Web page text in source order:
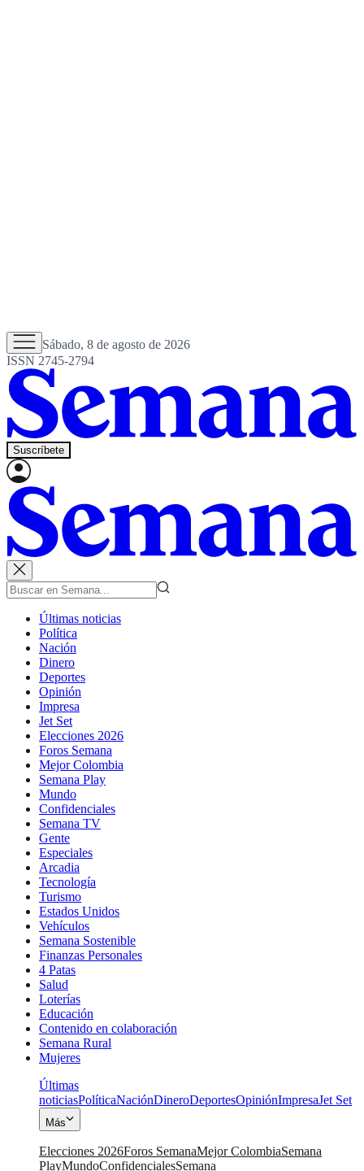
Sábado, 8 de agosto de 2026
ISSN 2745-2794
Suscríbete
Últimas noticias
Política
Nación
Dinero
Deportes
Opinión
Impresa
Jet Set
Elecciones 2026
Foros Semana
Mejor Colombia
Semana Play
Mundo
Confidenciales
Semana TV
Gente
Especiales
Arcadia
Tecnología
Turismo
Estados Unidos
Vehículos
Semana Sostenible
Finanzas Personales
4 Patas
Salud
Loterías
Educación
Contenido en colaboración
Semana Rural
Mujeres
Últimas
noticiasPolíticaNaciónDineroDeportesOpiniónImpresaJet Set
Más
Elecciones 2026Foros SemanaMejor ColombiaSemana
PlayMundoConfidencialesSemana